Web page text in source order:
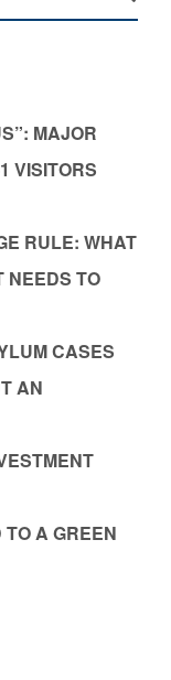
MAJOR
VISITORS
RULE: WHAT
NEEDS TO
CASES
AN
A GREEN